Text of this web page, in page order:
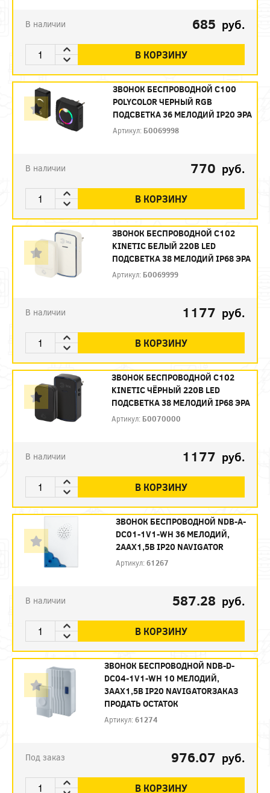
В наличии 685 руб.
В КОРЗИНУ
ЗВОНОК БЕСПРОВОДНОЙ C100
POLYCOLOR ЧЕРНЫЙ RGB
ПОДСВЕТКА 36 МЕЛОДИЙ IP20 ЭРА
Артикул: Б0069998
В наличии 770 руб.
В КОРЗИНУ
ЗВОНОК БЕСПРОВОДНОЙ C102
KINETIC БЕЛЫЙ 220В LED
ПОДСВЕТКА 38 МЕЛОДИЙ IP68 ЭРА
Артикул: Б0069999
В наличии 1177 руб.
В КОРЗИНУ
ЗВОНОК БЕСПРОВОДНОЙ C102
KINETIC ЧЁРНЫЙ 220В LED
ПОДСВЕТКА 38 МЕЛОДИЙ IP68 ЭРА
Артикул: Б0070000
В наличии 1177 руб.
В КОРЗИНУ
ЗВОНОК БЕСПРОВОДНОЙ NDB-A-
DC01-1V1-WH 36 МЕЛОДИЙ,
2ААХ1,5В IP20 NAVIGATOR
Артикул:61267
В наличии 587.28 руб.
В КОРЗИНУ
ЗВОНОК БЕСПРОВОДНОЙ NDB-D-
DC04-1V1-WH 10 МЕЛОДИЙ,
3ААХ1,5В IP20 NAVIGATORЗАКАЗ
ПРОДАТЬ ОСТАТОК
Артикул:61274
Под заказ 976.07 руб.
В КОРЗИНУ